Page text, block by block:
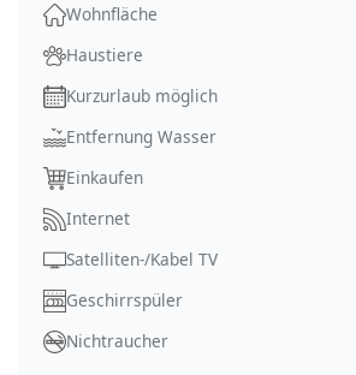
Wohnfläche
Haustiere
Kurzurlaub möglich
Entfernung Wasser
Einkaufen
Internet
Satelliten-/Kabel TV
Geschirrspüler
Nichtraucher